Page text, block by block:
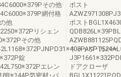
その他
網付格
他
リシェン
その他
錠
エレン
気密材･パ
ポスト
ポスト
キャップ･カバー
ドアクローザ